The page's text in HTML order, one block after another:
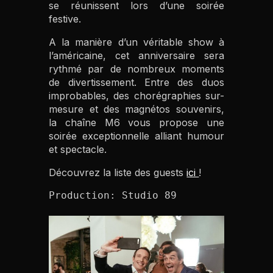
se réunissent lors d’une soirée
festive.
A la manière d’un véritable show à
l’américaine, cet anniversaire sera
rythmé par de nombreux moments
de divertissement. Entre des duos
improbables, des chorégraphies sur-
mesure et des magnétos souvenirs,
la chaîne M6 vous propose une
soirée exceptionnelle alliant humour
et spectacle.
Découvrez la liste des guestsici !
Production: Studio 89